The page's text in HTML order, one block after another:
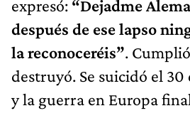
expresó: “Dejadme
después de ese lapso
la reconoceréis”.
destruyó. Se suicidó el 30
y la guerra en Europa